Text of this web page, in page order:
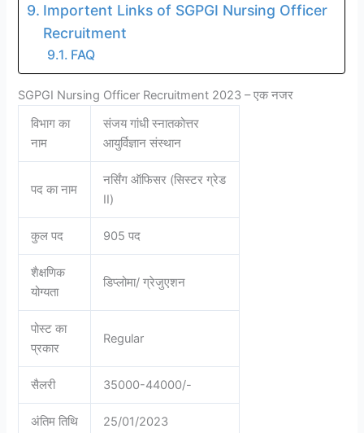
Importent Links of SGPGI Nursing Officer
Recruitment
FAQ
SGPGI Nursing Officer Recruitment 2023 – एक नजर
विभाग का
नाम
संजय गांधी स्नातकोत्तर
आयुर्विज्ञान संस्थान
पद का नाम
नर्सिंग ऑफिसर (सिस्टर ग्रेड
II)
कुल पद 905 पद
शैक्षणिक
योग्यता
डिप्लोमा/ ग्रेजुएशन
पोस्ट का
प्रकार
Regular
सैलरी 35000-44000/-
अंतिम तिथि 25/01/2023